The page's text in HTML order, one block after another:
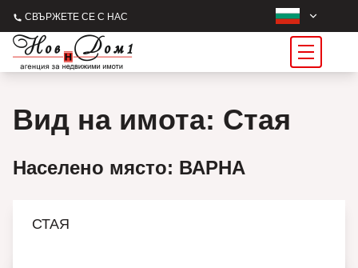
СВЪРЖЕТЕ СЕ С НАС
Вид на имота: Стая
Населено място: ВАРНА
СТАЯ